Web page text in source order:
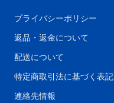
プライバシーポリシー
返品・返金について
配送について
特定商取引法に基づく表記
連絡先情報